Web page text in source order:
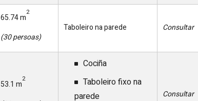
65.74 m2
(30 persoas)
Taboleiro na parede Consultar
53.1 m2
Cociña
Taboleiro fixo na
parede
Consultar